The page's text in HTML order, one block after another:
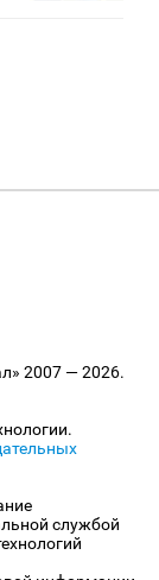
2007 — 2026.
службой